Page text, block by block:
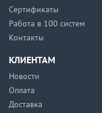
Сертификаты
Работа в 100 систем
Контакты
КЛИЕНТАМ
Новости
Оплата
Доставка